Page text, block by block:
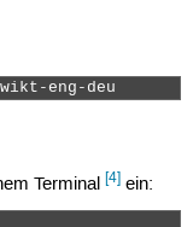
eng-deu
Terminal [4]ein: